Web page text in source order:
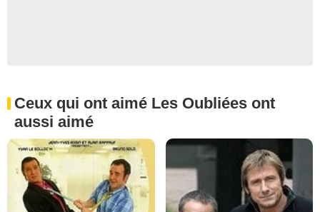
Ceux qui ont aimé Les Oubliées ont
aussi aimé